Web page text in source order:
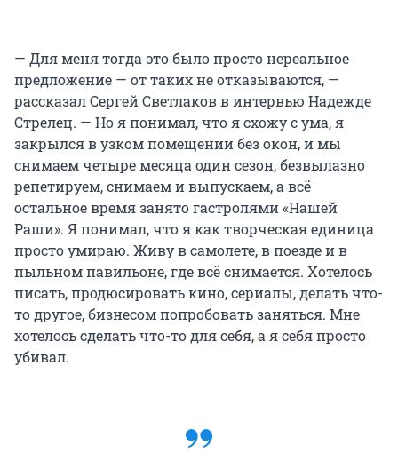
— Для меня тогда это было просто нереальное
предложение — от таких не отказываются, —
рассказал Сергей Светлаков в интервью Надежде
Стрелец. — Но я понимал, что я схожу с ума, я
закрылся в узком помещении без окон, и мы
снимаем четыре месяца один сезон, безвылазно
репетируем, снимаем и выпускаем, а всё
остальное время занято гастролями «Нашей
Раши». Я понимал, что я как творческая единица
просто умираю. Живу в самолете, в поезде и в
пыльном павильоне, где всё снимается. Хотелось
писать, продюсировать кино, сериалы, делать что-
то другое, бизнесом попробовать заняться. Мне
хотелось сделать что-то для себя, а я себя просто
убивал.